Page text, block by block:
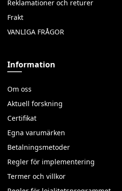
Reklamationer och returer
Frakt
VANLIGA FRÅGOR
Information
Om oss
Aktuell forskning
Certifikat
Egna varumärken
Betalningsmetoder
Regler för implementering
Termer och villkor